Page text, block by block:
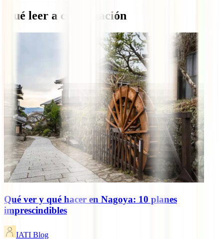
Qué leer a continuación
Qué ver y qué hacer en Nagoya: 10 planes
imprescindibles
IATI Blog